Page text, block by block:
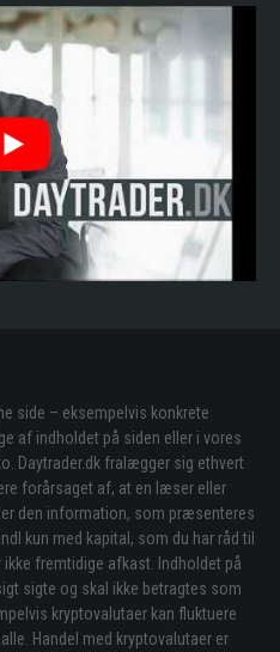
side – eksempelvis konkrete
af indholdet på siden eller i vores
Daytrader.dk fralægger sig ethvert
forårsaget af, at en læser eller
den information, som præsenteres
kun med kapital, som du har råd til
fremtidige afkast. Indholdet på
sigte og skal ikke betragtes som
kryptovalutaer kan fluktuere
Handel med kryptovalutaer er